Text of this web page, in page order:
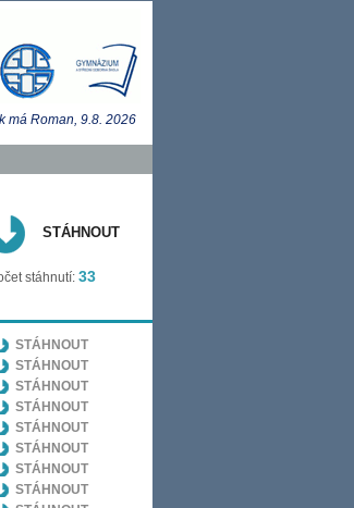
má Roman, 9.8. 2026
STÁHNOUT
stáhnutí: 33
STÁHNOUT
STÁHNOUT
STÁHNOUT
STÁHNOUT
STÁHNOUT
STÁHNOUT
STÁHNOUT
STÁHNOUT